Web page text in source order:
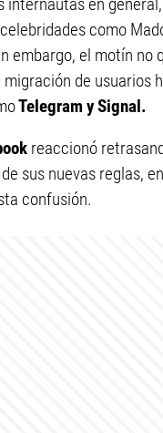
como
embargo, el motín no
migración de usuarios
Telegram y Signal.
reaccionó
sus nuevas reglas,
confusión.